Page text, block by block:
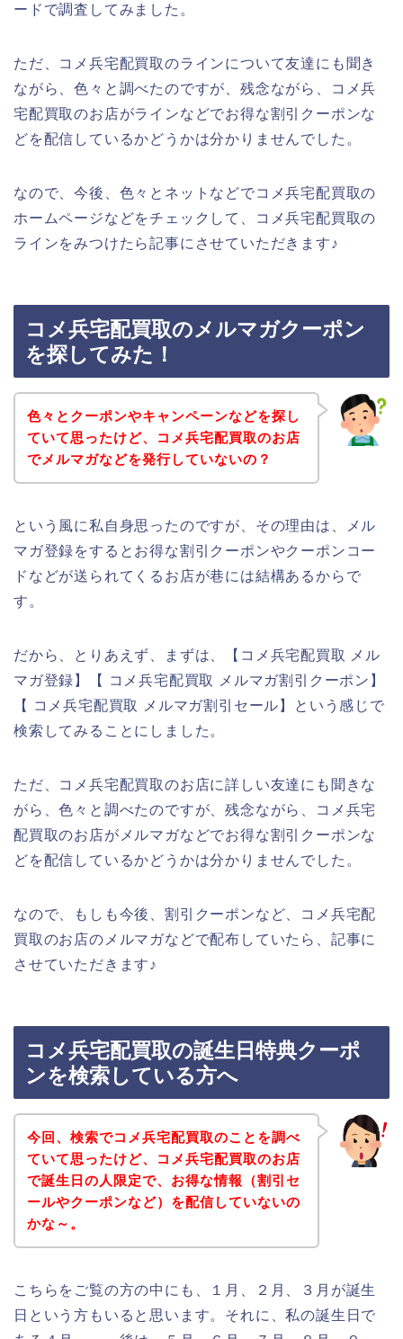
ードで調査してみました。
ただ、コメ兵宅配買取のラインについて友達にも聞き
ながら、色々と調べたのですが、残念ながら、コメ兵
宅配買取のお店がラインなどでお得な割引クーポンな
どを配信しているかどうかは分かりませんでした。
なので、今後、色々とネットなどでコメ兵宅配買取の
ホームページなどをチェックして、コメ兵宅配買取の
ラインをみつけたら記事にさせていただきます♪
コメ兵宅配買取のメルマガクーポン
を探してみた！
色々とクーポンやキャンペーンなどを探し
ていて思ったけど、コメ兵宅配買取のお店
でメルマガなどを発行していないの？
という風に私自身思ったのですが、その理由は、メル
マガ登録をするとお得な割引クーポンやクーポンコー
ドなどが送られてくるお店が巷には結構あるからで
す。
だから、とりあえず、まずは、【コメ兵宅配買取 メル
マガ登録】【 コメ兵宅配買取 メルマガ割引クーポン】
【 コメ兵宅配買取 メルマガ割引セール】という感じで
検索してみることにしました。
ただ、コメ兵宅配買取のお店に詳しい友達にも聞きな
がら、色々と調べたのですが、残念ながら、コメ兵宅
配買取のお店がメルマガなどでお得な割引クーポンな
どを配信しているかどうかは分かりませんでした。
なので、もしも今後、割引クーポンなど、コメ兵宅配
買取のお店のメルマガなどで配布していたら、記事に
させていただきます♪
コメ兵宅配買取の誕生日特典クーポ
ンを検索している方へ
今回、検索でコメ兵宅配買取のことを調べ
ていて思ったけど、コメ兵宅配買取のお店
で誕生日の人限定で、お得な情報（割引セ
ールやクーポンなど）を配信していないの
かな～。
こちらをご覧の方の中にも、１月、２月、３月が誕生
日という方もいると思います。それに、私の誕生日で